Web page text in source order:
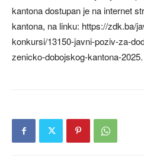
kantona dostupan je na internet
kantona, na linku: https://zdk.ba/
konkursi/13150-javni-poziv-za-
zenicko-dobojskog-kantona-2025.